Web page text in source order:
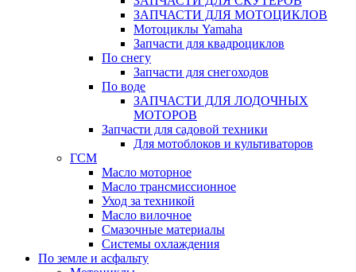
ЗАПЧАСТИ ДЛЯ МОТОЦИКЛОВ
Мотоциклы Yamaha
Запчасти для квадроциклов
По снегу
Запчасти для снегоходов
По воде
ЗАПЧАСТИ ДЛЯ ЛОДОЧНЫХ
МОТОРОВ
Запчасти для садовой техники
Для мотоблоков и культиваторов
ГСМ
Масло моторное
Масло трансмиссионное
Уход за техникой
Масло вилочное
Смазочные материалы
Системы охлаждения
По земле и асфальту